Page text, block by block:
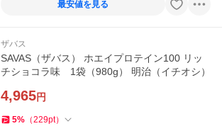
最安値を見る
ザバス
SAVAS（ザバス） ホエイプロテイン100 リッ
チショコラ味 1袋（980g） 明治（イチオシ）
4,965円
5% （229pt）